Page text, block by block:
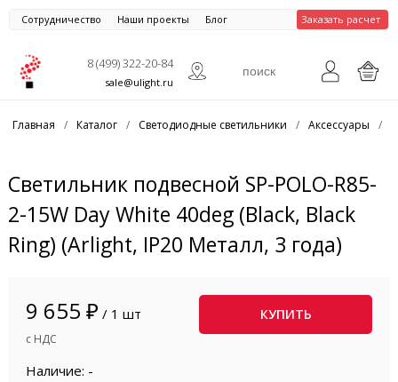
Сотрудничество Наши проекты Блог Заказать расчет
8 (499) 322-20-84
sale@ulight.ru
Главная / Каталог / Светодиодные светильники / Аксессуары /
Светильник подвесной SP-POLO-R85-
2-15W Day White 40deg (Black, Black
Ring) (Arlight, IP20 Металл, 3 года)
9 655 ₽ / 1 шт
с НДС
КУПИТЬ
Наличие: -